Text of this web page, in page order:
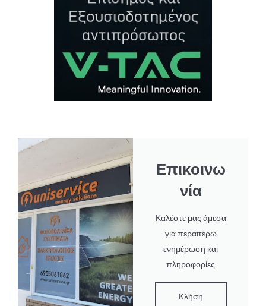
Επικοινω
νία
Καλέστε μας άμεσα
για περαιτέρω
ενημέρωση και
πληροφορίες
Κλήση